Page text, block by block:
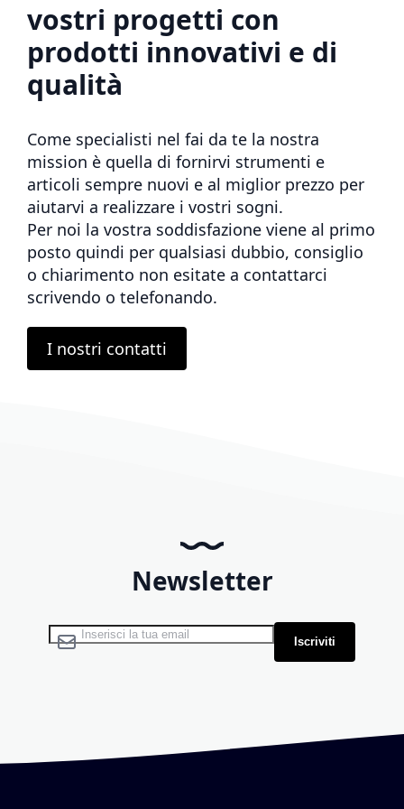
vostri progetti con
prodotti innovativi e di
qualità
Come specialisti nel fai da te la nostra
mission è quella di fornirvi strumenti e
articoli sempre nuovi e al miglior prezzo per
aiutarvi a realizzare i vostri sogni.
Per noi la vostra soddisfazione viene al primo
posto quindi per qualsiasi dubbio, consiglio
o chiarimento non esitate a contattarci
scrivendo o telefonando.
I nostri contatti
Newsletter
Iscriviti alla nostra Newsletter: Iscriviti